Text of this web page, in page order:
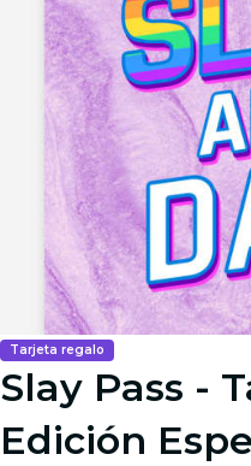
Tarjeta regalo
Slay Pass -
Edición